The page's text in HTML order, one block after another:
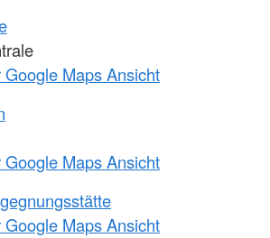
Google Maps Ansicht
Google Maps Ansicht
Google Maps Ansicht